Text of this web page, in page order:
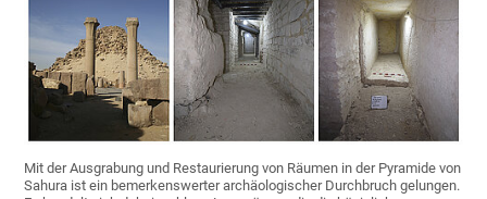
Mit der Ausgrabung und Restaurierung von Räumen in der Pyramide von
Sahura ist ein bemerkenswerter archäologischer Durchbruch gelungen.